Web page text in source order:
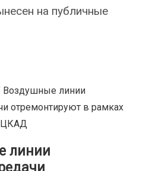
на публичные
линии
отремонтируют в рамках
ЦКАД
линии